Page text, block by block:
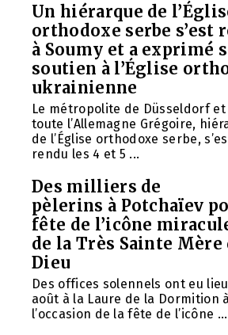
Un hiérarque de
orthodoxe serbe s’est
à Soumy et a exprimé
soutien à l’Église
ukrainienne
Le métropolite de Düsseldorf et
toute l’Allemagne Grégoire,
de l’Église orthodoxe serbe,
rendu les 4 et 5 ...
Des milliers de
pèlerins à Potchaïev
fête de l’icône
de la Très Sainte Mère
Dieu
Des offices solennels ont eu
août à la Laure de la Dormition
l’occasion de la fête de l’icône ...